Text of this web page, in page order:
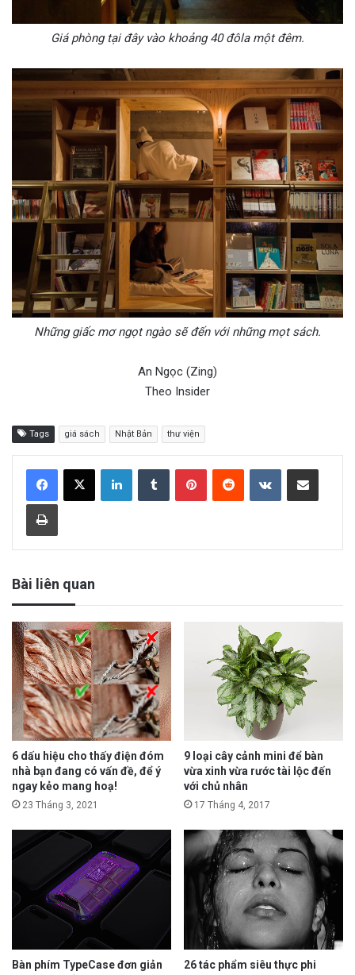
Giá phòng tại đây vào khoảng 40 đôla một đêm.
Những giấc mơ ngọt ngào sẽ đến với những mọt sách.
An Ngọc (Zing)
Theo Insider
Tags giá sách Nhật Bản thư viện
Bài liên quan
6 dấu hiệu cho thấy điện đóm
nhà bạn đang có vấn đề, để ý
ngay kẻo mang hoạ!
23 Tháng 3, 2021
9 loại cây cảnh mini để bàn
vừa xinh vừa rước tài lộc đến
với chủ nhân
17 Tháng 4, 2017
Bàn phím TypeCase đơn giản
26 tác phẩm siêu thực phi